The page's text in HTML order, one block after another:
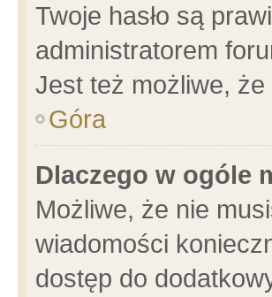
Twoje hasło są
administratorem
Jest też możliwe, że
Góra
Dlaczego w ogóle
Możliwe, że nie
wiadomości
dostęp do